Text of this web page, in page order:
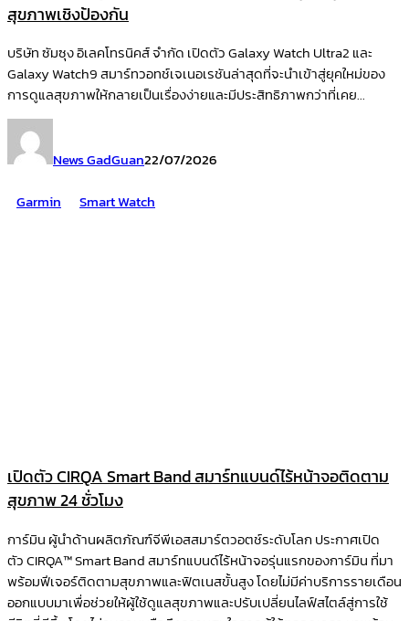
สุขภาพเชิงป้องกัน
บริษัท ซัมซุง อิเลคโทรนิคส์ จำกัด เปิดตัว Galaxy Watch Ultra2 และ
Galaxy Watch9 สมาร์ทวอทช์เจเนอเรชันล่าสุดที่จะนำเข้าสู่ยุคใหม่ของ
การดูแลสุขภาพให้กลายเป็นเรื่องง่ายและมีประสิทธิภาพกว่าที่เคย...
News GadGuan22/07/2026
Garmin
Smart Watch
เปิดตัว CIRQA Smart Band สมาร์ทแบนด์ไร้หน้าจอติดตาม
สุขภาพ 24 ชั่วโมง
การ์มิน ผู้นำด้านผลิตภัณฑ์จีพีเอสสมาร์ตวอตช์ระดับโลก ประกาศเปิด
ตัว CIRQA™ Smart Band สมาร์ทแบนด์ไร้หน้าจอรุ่นแรกของการ์มิน ที่มา
พร้อมฟีเจอร์ติดตามสุขภาพและฟิตเนสขั้นสูง โดยไม่มีค่าบริการรายเดือน
ออกแบบมาเพื่อช่วยให้ผู้ใช้ดูแลสุขภาพและปรับเปลี่ยนไลฟ์สไตล์สู่การใช้